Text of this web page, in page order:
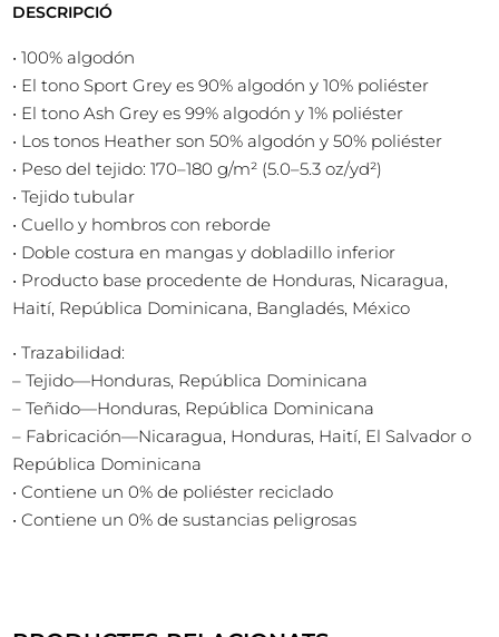
DESCRIPCIÓ
• 100% algodón
• El tono Sport Grey es 90% algodón y 10% poliéster
• El tono Ash Grey es 99% algodón y 1% poliéster
• Los tonos Heather son 50% algodón y 50% poliéster
• Peso del tejido: 170–180 g/m² (5.0–5.3 oz/yd²)
• Tejido tubular
• Cuello y hombros con reborde
• Doble costura en mangas y dobladillo inferior
• Producto base procedente de Honduras, Nicaragua,
Haití, República Dominicana, Bangladés, México
• Trazabilidad:
– Tejido—Honduras, República Dominicana
– Teñido—Honduras, República Dominicana
– Fabricación—Nicaragua, Honduras, Haití, El Salvador o
República Dominicana
• Contiene un 0% de poliéster reciclado
• Contiene un 0% de sustancias peligrosas